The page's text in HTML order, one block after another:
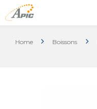
Home Boissons